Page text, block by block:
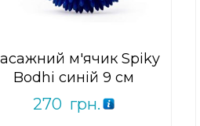
м'ячик Spiky
Bodhi синій 9 см
270 грн.